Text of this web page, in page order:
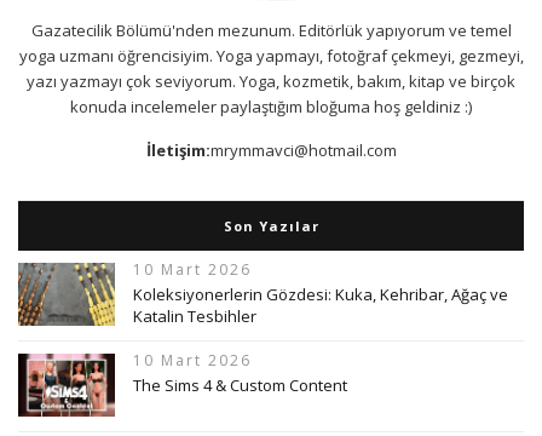
Gazatecilik Bölümü'nden mezunum. Editörlük yapıyorum ve temel
yoga uzmanı öğrencisiyim. Yoga yapmayı, fotoğraf çekmeyi, gezmeyi,
yazı yazmayı çok seviyorum. Yoga, kozmetik, bakım, kitap ve birçok
konuda incelemeler paylaştığım bloğuma hoş geldiniz :)
İletişim:mrymmavci@hotmail.com
Son Yazılar
10 Mart 2026
Koleksiyonerlerin Gözdesi: Kuka, Kehribar, Ağaç ve
Katalin Tesbihler
10 Mart 2026
The Sims 4 & Custom Content